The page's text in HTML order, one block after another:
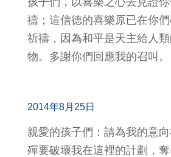
禱；這信德的喜樂原已在你
祈禱，因為和平是天主給人
物。多謝你們回應我的召叫。
2014年8月25日
親愛的孩子們：請為我的意
殫要破壞我在這裡的計劃，